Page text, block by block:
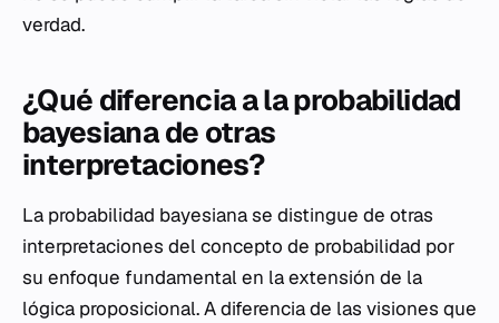
verdad.
¿Qué diferencia a la probabilidad
bayesiana de otras
interpretaciones?
La probabilidad bayesiana se distingue de otras
interpretaciones del concepto de probabilidad por
su enfoque fundamental en la extensión de la
lógica proposicional. A diferencia de las visiones que